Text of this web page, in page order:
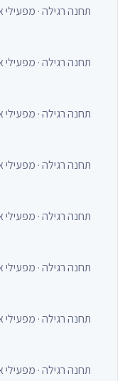
תחנה רגילה · מפעילי אוטובוסים
תחנה רגילה · מפעילי אוטובוסים
תחנה רגילה · מפעילי אוטובוסים
תחנה רגילה · מפעילי אוטובוסים
תחנה רגילה · מפעילי אוטובוסים
תחנה רגילה · מפעילי אוטובוסים
תחנה רגילה · מפעילי אוטובוסים
תחנה רגילה · מפעילי אוטובוסים